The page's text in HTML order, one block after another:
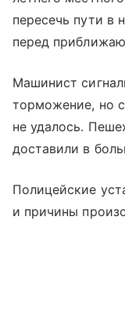
пересечь пути в
перед
Машинист
торможение, но
не удалось.
доставили в
Полицейские
и причины